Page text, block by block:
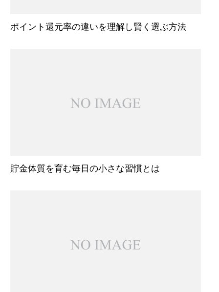
ポイント還元率の違いを理解し賢く選ぶ方法
貯金体質を育む毎日の小さな習慣とは